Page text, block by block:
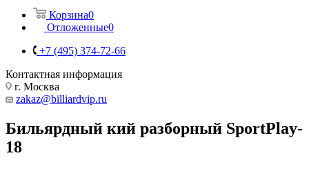
Корзина0
Отложенные0
+7 (495) 374-72-66
Контактная информация
г. Москва
zakaz@billiardvip.ru
Бильярдный кий разборный SportPlay-
18